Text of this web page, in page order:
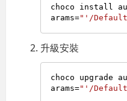
choco install
arams="'/
升級安裝
choco upgrade
arams="'/